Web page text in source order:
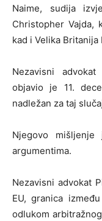
Naime, sudija
Christopher Vajda,
kad i Velika
Nezavisni
objavio je 11.
nadležan za taj
Njegovo
argumentima.
Nezavisni advokat
EU, granica
odlukom